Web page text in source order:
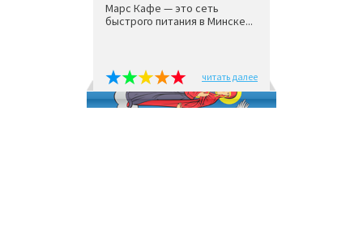
Марс Кафе — это сеть
быстрого питания в Минске...
читать далее